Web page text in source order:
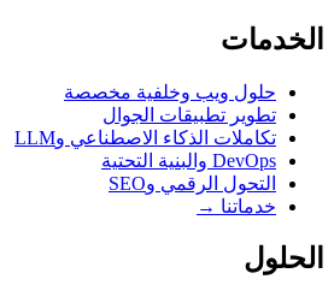
الخدمات
حلول ويب وخلفية مخصصة
تطوير تطبيقات الجوال
تكاملات الذكاء الاصطناعي وLLM
DevOps والبنية التحتية
التحول الرقمي وSEO
خدماتنا →
الحلول